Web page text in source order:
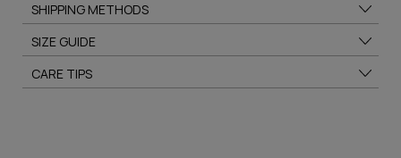
SHIPPING METHODS
SIZE GUIDE
CARE TIPS